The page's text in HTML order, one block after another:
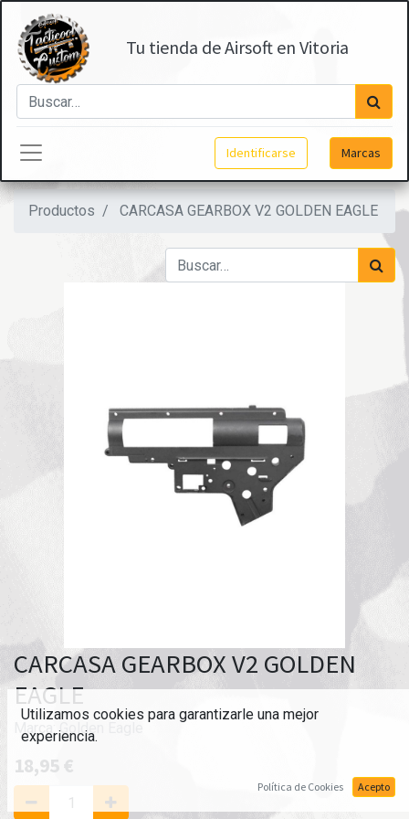
Tu tienda de Airsoft en Vitoria
Identificarse Marcas
Productos CARCASA GEARBOX V2 GOLDEN EAGLE
CARCASA GEARBOX V2 GOLDEN
EAGLE
Marca:Golden Eagle
18,95 €
Utilizamos cookies para garantizarle una mejor
experiencia.
Política de Cookies Acepto